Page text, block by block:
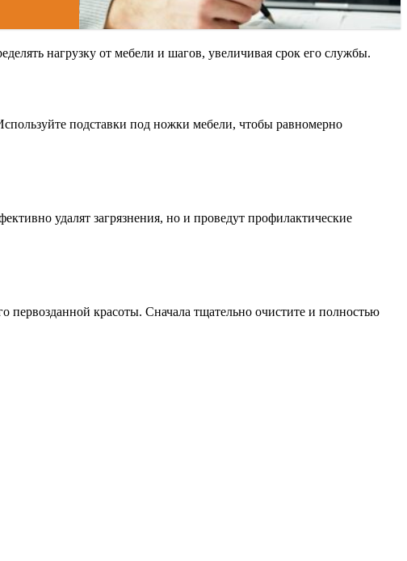
нагрузку от мебели и шагов, увеличивая срок его службы.
подставки под ножки мебели, чтобы равномерно
удалят загрязнения, но и проведут профилактические
первозданной красоты. Сначала тщательно очистите и полностью